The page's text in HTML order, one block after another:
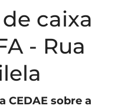
caixa
- Rua
CEDAE sobre a